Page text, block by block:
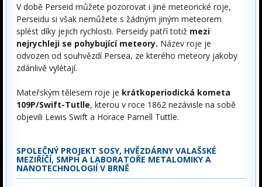
V době Perseid můžete pozorovat i jiné meteorické roje,
Perseidu si však nemůžete s žádným jiným meteorem
splést díky jejich rychlosti. Perseidy patří totiž mezi
nejrychleji se pohybující meteory. Název roje je
odvozen od souhvězdí Persea, ze kterého meteory jakoby
zdánlivě vylétají.
Mateřským tělesem roje je krátkoperiodická kometa
109P/Swift-Tutlle, kterou v roce 1862 nezávisle na sobě
objevili Lewis Swift a Horace Parnell Tuttle.
SPOLEČNÝ PROJEKT SOSY, HVĚZDÁRNY VALAŠSKÉ
MEZIŘÍČÍ, SMPH A LABORATOŘE METALOMIKY A
NANOTECHNOLOGIÍ V BRNĚ